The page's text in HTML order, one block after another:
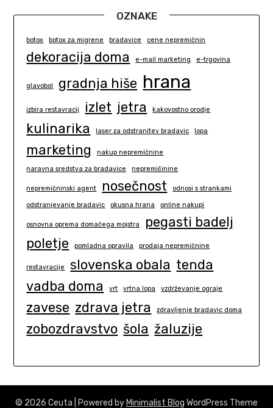
OZNAKE
botox botox za migrene bradavice cene nepremičnin
dekoracija doma e-mail marketing e-trgovina
glavobol gradnja hiše hrana
izbira restavracij izlet jetra kakovostno orodje
kulinarika laser za odstranitev bradavic lopa
marketing nakup nepremičnine
naravna sredstva za bradavice nepremičinine
nepremičninski agent nosečnost odnosi s strankami
odstranjevanje bradavic okusna hrana online nakupi
osnovna oprema domačega mojstra
pegasti badelj
poletje
pomladna opravila prodaja nepremičnine
restavracije slovenska obala tenda
vadba doma
vrt vrtna lopa vzdrževanje ograje
zavese zdrava jetra zdravljenje bradavic doma
zobozdravstvo šola žaluzije
© 2026 Ceuta | Powered by Minimalist Blog WordPress Theme